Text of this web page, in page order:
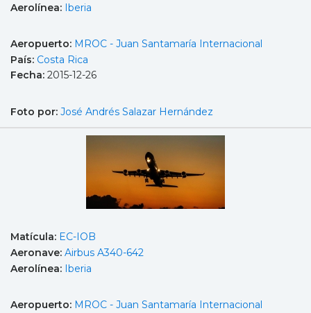
Aerolínea: Iberia
Aeropuerto: MROC - Juan Santamaría Internacional
País: Costa Rica
Fecha: 2015-12-26
Foto por: José Andrés Salazar Hernández
Matícula: EC-IOB
Aeronave: Airbus A340-642
Aerolínea: Iberia
Aeropuerto: MROC - Juan Santamaría Internacional